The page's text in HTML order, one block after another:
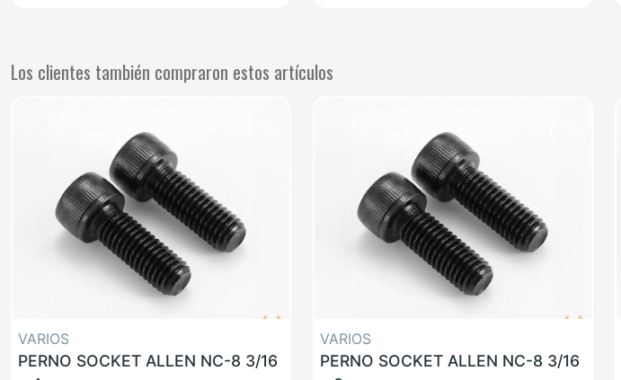
Los clientes también compraron estos artículos
VARIOS
PERNO SOCKET ALLEN NC-8 3/16
VARIOS
PERNO SOCKET ALLEN NC-8 3/16